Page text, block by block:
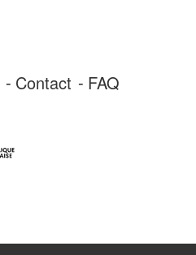
Contact FAQ